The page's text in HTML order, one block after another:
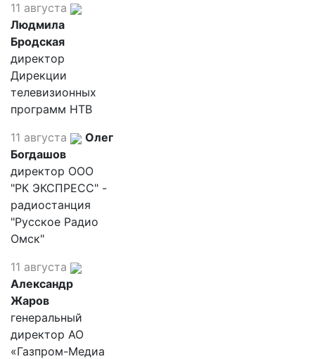
11 августа
Людмила
Бродская
директор
Дирекции
телевизионных
программ НТВ
11 августа
Олег
Богдашов
директор ООО
"РК ЭКСПРЕСС" -
радиостанция
"Русское Радио
Омск"
11 августа
Александр
Жаров
генеральный
директор АО
«Газпром-Медиа